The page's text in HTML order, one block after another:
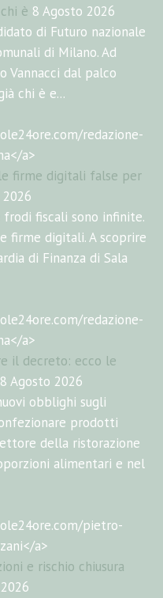
è 8 Agosto 2026
di Futuro nazionale
di Milano. Ad
Vannacci dal palco
chi è e...
redazione-
a>
firme digitali false per
frodi fiscali sono infinite.
firme digitali. A scoprire
di Finanza di Sala
redazione-
a>
il decreto: ecco le
8 Agosto 2026
obblighi sugli
prodotti
della ristorazione
alimentari e nel
pietro-
a>
e rischio chiusura